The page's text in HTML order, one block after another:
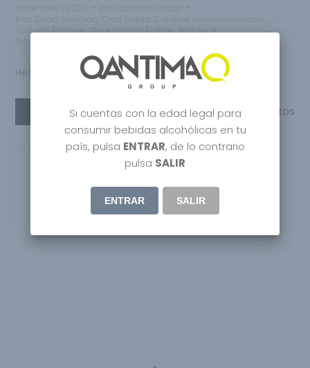
Bob Dylan
Bourbon Craft Spirits Creative Edicion Limitada
Fashion,Fashion Store,Limited Edition,Whisky
0 comentarios
Heavens Door Whisky
Leer más Compartir Gustos
Si cuentas con la edad legal para
consumir bebidas alcohólicas en tu
país, pulsa ENTRAR, de lo contrario
pulsa SALIR
ENTRAR SALIR